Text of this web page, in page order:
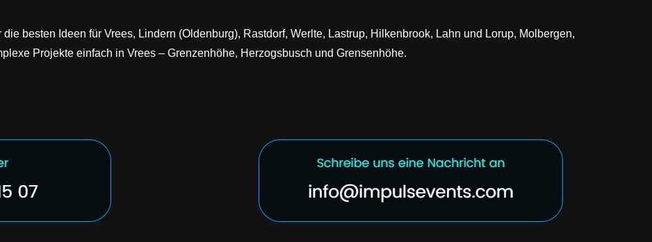
besten Ideen für Vrees, Lindern (Oldenburg), Rastdorf, Werlte, Lastrup, Hilkenbrook, Lahn und Lorup, Molbergen,
Projekte einfach in Vrees – Grenzenhöhe, Herzogsbusch und Grensenhöhe.